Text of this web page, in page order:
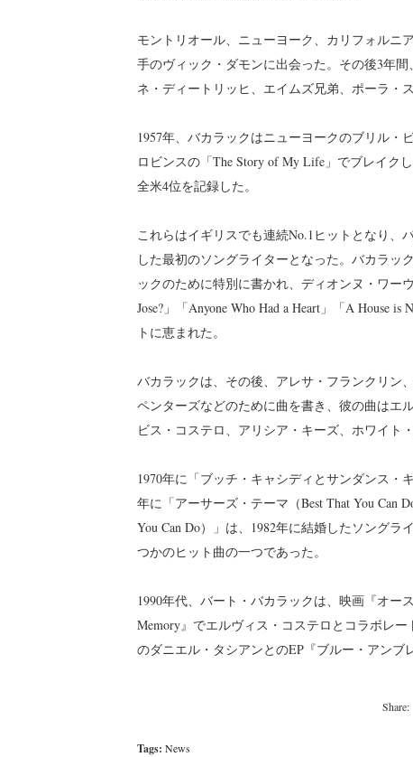
モントリオール、ニューヨーク、カリフォルニ
手のヴィック・ダモンに出会った。その後3年
ネ・ディートリッヒ、エイムズ兄弟、ポーラ・
1957年、バカラックはニューヨークのブリル・
ロビンスの「The Story of My Life」でブレイク
全米4位を記録した。
これらはイギリスでも連続No.1ヒットとなり、
した最初のソングライターとなった。バカラッ
ックのために特別に書かれ、ディオンヌ・ワー
Jose?」「Anyone Who Had a Heart」「A House
トに恵まれた。
バカラックは、その後、アレサ・フランクリン
ペンターズなどのために曲を書き、彼の曲はエ
ビス・コステロ、アリシア・キーズ、ホワイト
1970年に「ブッチ・キャシディとサンダンス・
年に「アーサーズ・テーマ（Best That You Can
You Can Do）」は、1982年に結婚したソング
つかのヒット曲の一つであった。
1990年代、バート・バカラックは、映画『オー
Memory』でエルヴィス・コステロとコラボレ
のダニエル・タシアンとのEP『ブルー・アンブ
Tags: News